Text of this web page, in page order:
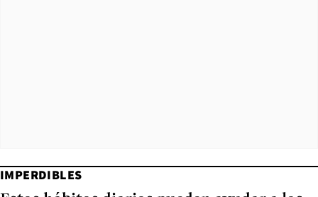
IMPERDIBLES